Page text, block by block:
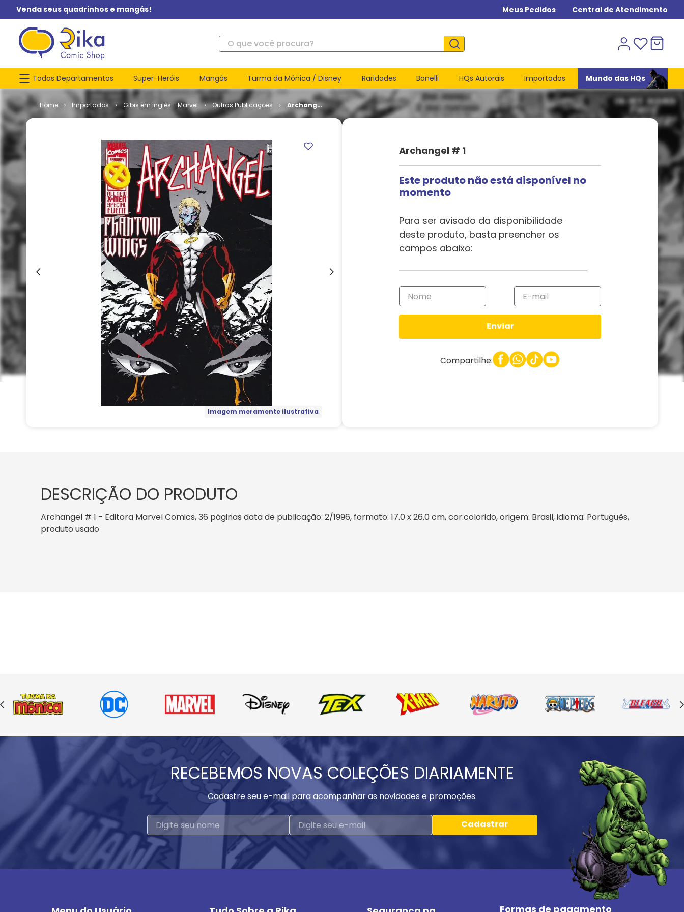
Venda seus quadrinhos e mangás! Meus Pedidos Central de Atendimento
O que você procura?
Todos Departamentos Super-Heróis Mangás Turma da Mônica / Disney Raridades Bonelli HQs Autorais Importados Mundo das HQs
Importados Gibis em inglês - Marvel Outras Publicações
Archangel
# 1
Imagem meramente ilustrativa
Archangel # 1
Este produto não está disponível no
momento
Para ser avisado da disponibilidade
deste produto, basta preencher os
campos abaixo:
Enviar
Compartilhe:
DESCRIÇÃO DO PRODUTO
Archangel # 1 - Editora Marvel Comics, 36 páginas data de publicação: 2/1996, formato: 17.0 x 26.0 cm, cor:colorido, origem: Brasil, idioma: Português,
produto usado
RECEBEMOS NOVAS COLEÇÕES DIARIAMENTE
Cadastre seu e-mail para acompanhar as novidades e promoções.
Cadastrar
Formas de pagamento